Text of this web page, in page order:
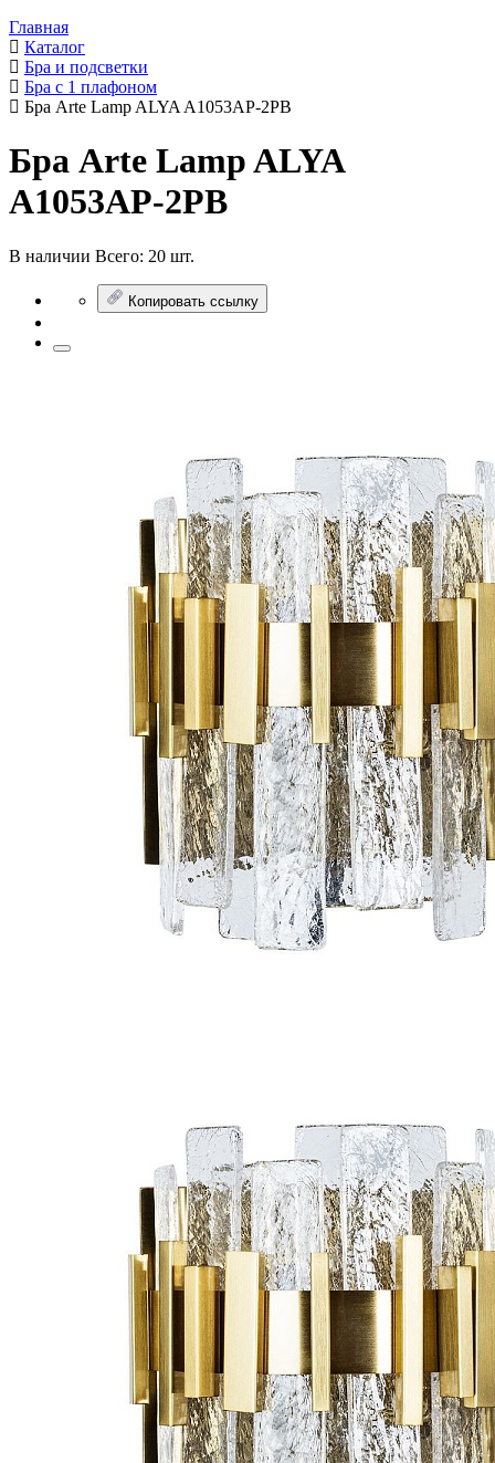
Главная
Каталог
Бра и подсветки
Бра с 1 плафоном
Бра Arte Lamp ALYA A1053AP-2PB
Бра Arte Lamp ALYA
A1053AP-2PB
В наличии Всего: 20 шт.
Копировать ссылку